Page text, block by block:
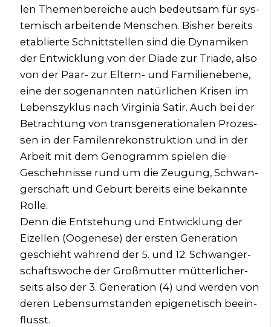
len The­men­be­rei­che auch bedeut­sam für sys­
te­misch arbei­ten­de Men­schen. Bis­her bereits
eta­blier­te Schnitt­stel­len sind die Dyna­mi­ken
der Ent­wick­lung von der Dia­de zur Tria­de, also
von der Paar- zur Eltern- und Fami­li­en­ebe­ne,
eine der soge­nann­ten natür­li­chen Kri­sen im
Lebens­zy­klus nach Vir­gi­nia Satir. Auch bei der
Betrach­tung von trans­ge­ne­ra­tio­na­len Pro­zes­
sen in der Fami­len­re­kon­struk­ti­on und in der
Arbeit mit dem Geno­gramm spie­len die
Gescheh­nis­se rund um die Zeu­gung, Schwan­
ger­schaft und Geburt bereits eine bekann­te
Rol­le.
Denn die Ent­ste­hung und Ent­wick­lung der
Eizel­len (Ooge­ne­se) der ers­ten Gene­ra­ti­on
geschieht wäh­rend der 5. und 12. Schwan­ger­
schafts­wo­che der Groß­mutter müt­ter­li­cher­
seits also der 3. Gene­ra­ti­on (4) und wer­den von
deren Lebens­um­stän­den epi­ge­ne­tisch beein­
flusst.